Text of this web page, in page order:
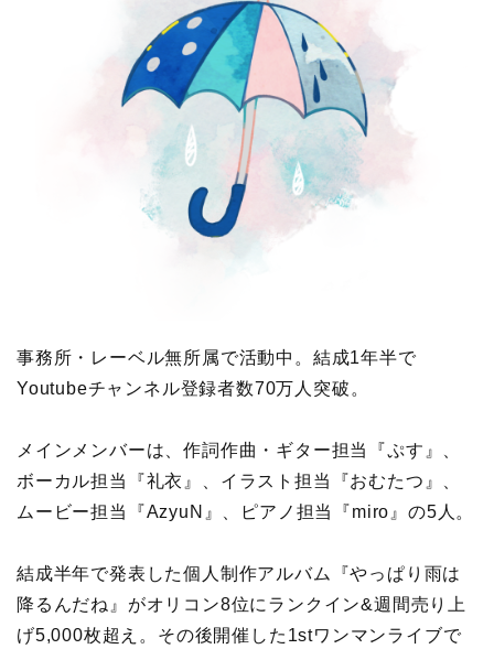
事務所・レーベル無所属で活動中。結成1年半で
Youtubeチャンネル登録者数70万人突破。
メインメンバーは、作詞作曲・ギター担当『ぷす』、
ボーカル担当『礼衣』、イラスト担当『おむたつ』、
ムービー担当『AzyuN』、ピアノ担当『miro』の5人。
結成半年で発表した個人制作アルバム『やっぱり雨は
降るんだね』がオリコン8位にランクイン&週間売り上
げ5,000枚超え。その後開催した1stワンマンライブで